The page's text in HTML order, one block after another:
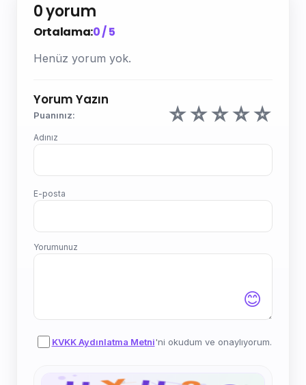
0 yorum
Ortalama:0 / 5
Henüz yorum yok.
Yorum Yazın
Puanınız: ☆☆☆☆☆
Adınız
E-posta
Yorumunuz
😊
KVKK Aydınlatma Metni'ni okudum ve onaylıyorum.